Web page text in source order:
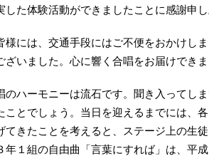
した体験活動ができましたことに感謝申し
様には、交通手段にはご不便をおかけし
ざいました。心に響く合唱をお届けできま
のハーモニーは流石です。聞き入ってし
ことでしょう。当日を迎えるまでには、
てきたことを考えると、ステージ上の生
年１組の自由曲「言葉にすれば」は、平